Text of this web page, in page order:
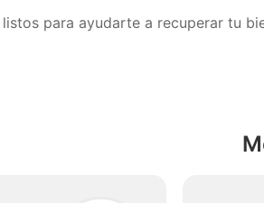
para ayudarte a recuperar tu